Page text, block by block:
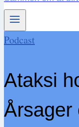
Podcast
Ataksi
Årsager